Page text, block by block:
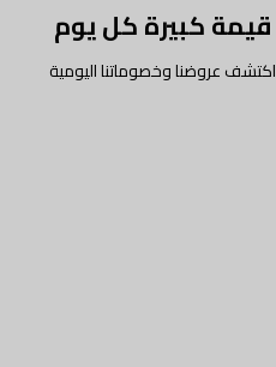
قيمة كبيرة كل يوم
اكتشف عروضنا وخصوماتنا اليومية